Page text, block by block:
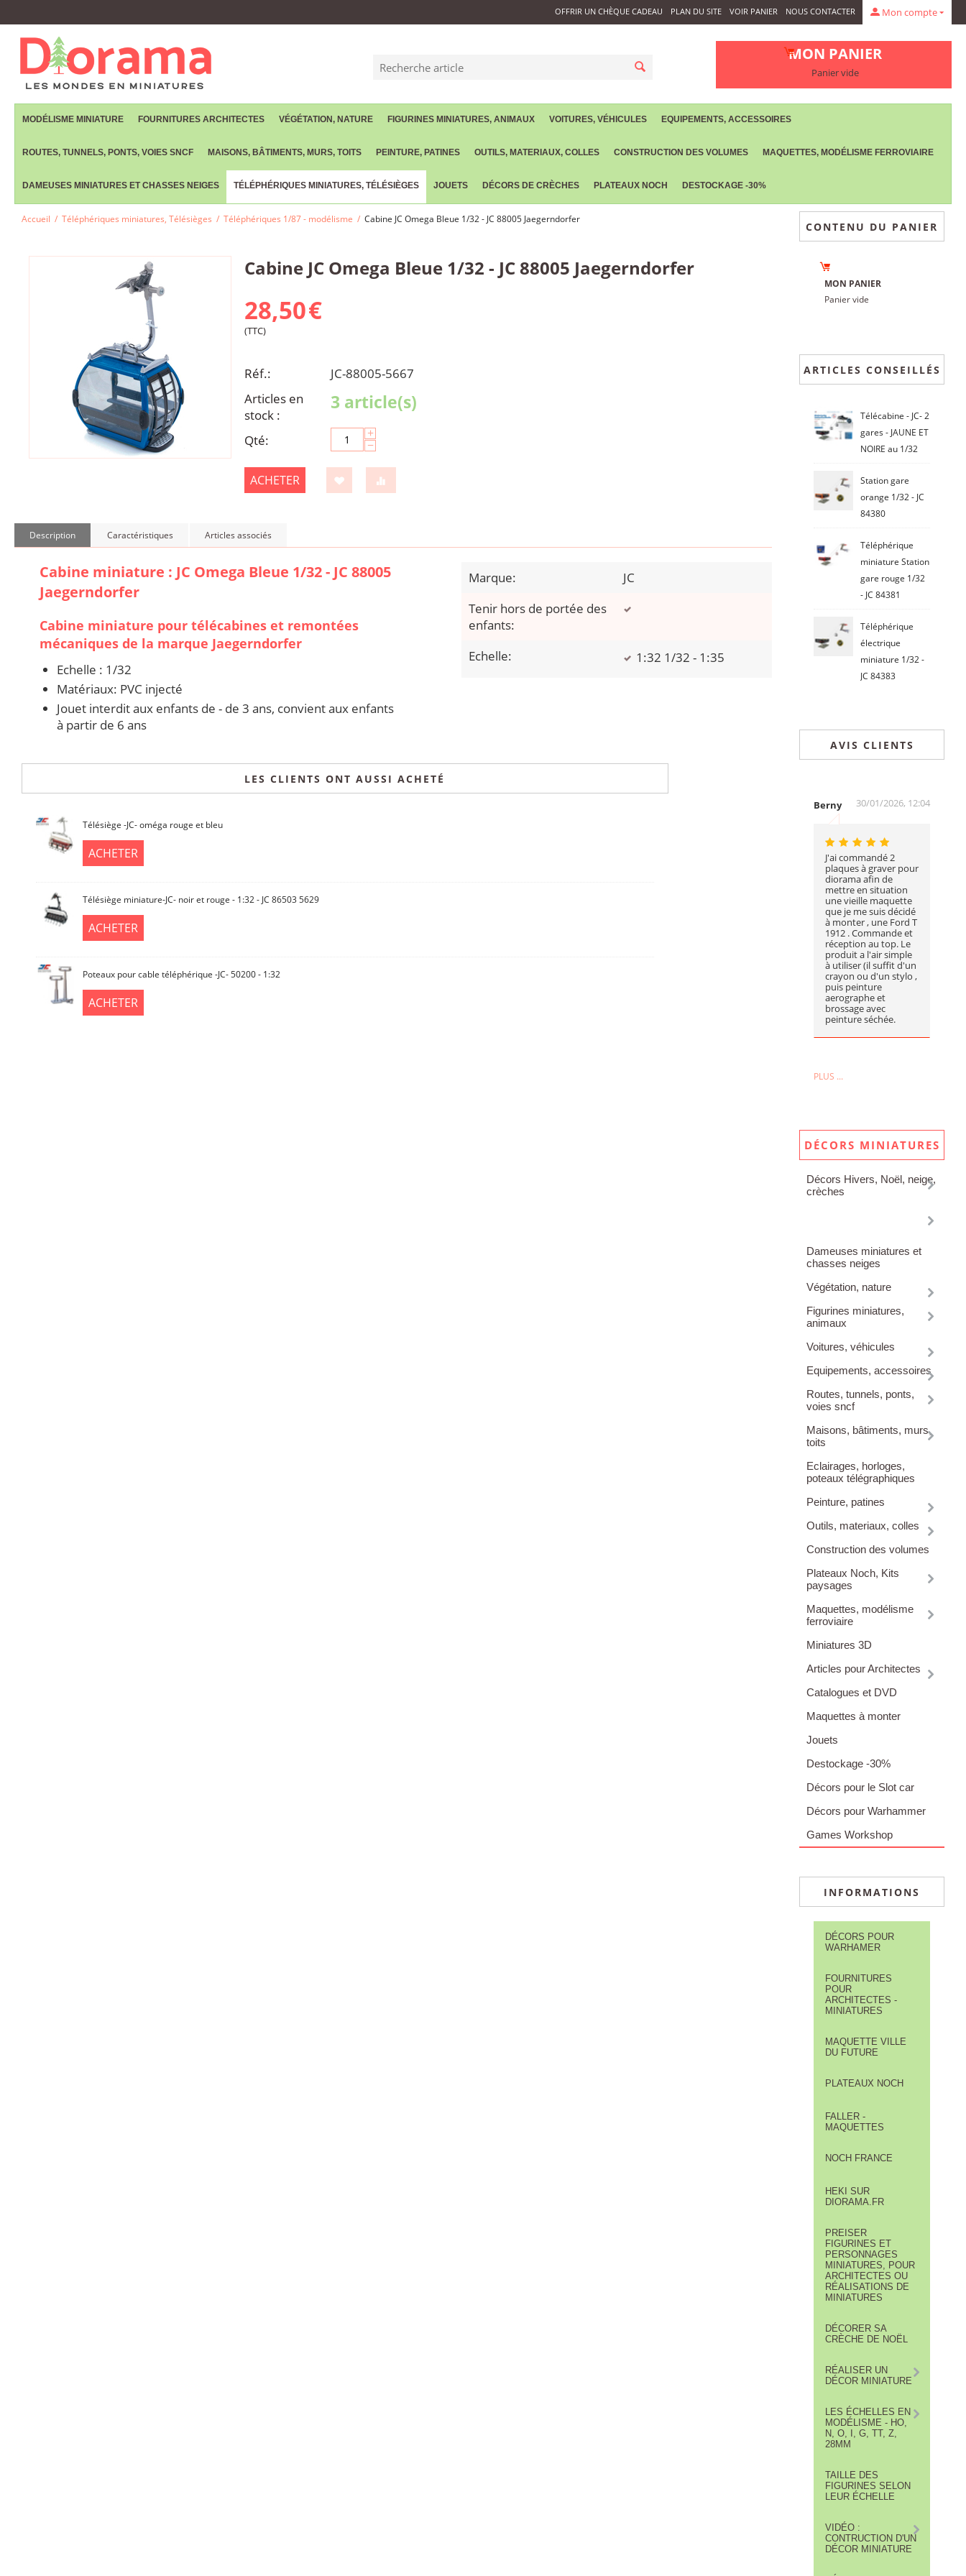
Mon compte
OFFRIR UN CHÈQUE CADEAU PLAN DU SITE VOIR PANIER NOUS CONTACTER
MON PANIER
Panier vide
MODÉLISME MINIATURE FOURNITURES ARCHITECTES VÉGÉTATION, NATURE FIGURINES MINIATURES, ANIMAUX VOITURES, VÉHICULES EQUIPEMENTS, ACCESSOIRES
ROUTES, TUNNELS, PONTS, VOIES SNCF MAISONS, BÂTIMENTS, MURS, TOITS PEINTURE, PATINES OUTILS, MATERIAUX, COLLES CONSTRUCTION DES VOLUMES MAQUETTES, MODÉLISME FERROVIAIRE
DAMEUSES MINIATURES ET CHASSES NEIGES TÉLÉPHÉRIQUES MINIATURES, TÉLÉSIÈGES JOUETS DÉCORS DE CRÈCHES PLATEAUX NOCH DESTOCKAGE -30%
Accueil / Téléphériques miniatures, Télésièges / Téléphériques 1/87 - modélisme / Cabine JC Omega Bleue 1/32 - JC 88005 Jaegerndorfer
Cabine JC Omega Bleue 1/32 - JC 88005 Jaegerndorfer
28,50€
(TTC)
Réf.:
JC-88005-5667
Articles en
stock :
3 article(s)
Qté: +
−
ACHETER
Description Caractéristiques Articles associés
Cabine miniature : JC Omega Bleue 1/32 - JC 88005
Jaegerndorfer
Cabine miniature pour télécabines et remontées
mécaniques de la marque Jaegerndorfer
Echelle : 1/32
Matériaux: PVC injecté
Jouet interdit aux enfants de - de 3 ans, convient aux enfants
à partir de 6 ans
Marque:
JC
Tenir hors de portée des
enfants:
Echelle:
1:32 1/32 - 1:35
LES CLIENTS ONT AUSSI ACHETÉ
Télésiège -JC- oméga rouge et bleu
ACHETER
Télésiège miniature-JC- noir et rouge - 1:32 - JC 86503 5629
ACHETER
Poteaux pour cable téléphérique -JC- 50200 - 1:32
ACHETER
CONTENU DU PANIER
MON PANIER
Panier vide
ARTICLES CONSEILLÉS
Télécabine - JC- 2
gares - JAUNE ET
NOIRE au 1/32
Station gare
orange 1/32 - JC
84380
Téléphérique
miniature Station
gare rouge 1/32
- JC 84381
Téléphérique
électrique
miniature 1/32 -
JC 84383
AVIS CLIENTS
Berny 30/01/2026, 12:04
J'ai commandé 2
plaques à graver pour
diorama afin de
mettre en situation
une vieille maquette
que je me suis décidé
à monter , une Ford T
1912 . Commande et
réception au top. Le
produit a l'air simple
à utiliser (il suffit d'un
crayon ou d'un stylo ,
puis peinture
aerographe et
brossage avec
peinture séchée.
PLUS ...
DÉCORS MINIATURES
Décors Hivers, Noël, neige,
crèches
Dameuses miniatures et
chasses neiges
Végétation, nature
Figurines miniatures,
animaux
Voitures, véhicules
Equipements, accessoires
Routes, tunnels, ponts,
voies sncf
Maisons, bâtiments, murs,
toits
Eclairages, horloges,
poteaux télégraphiques
Peinture, patines
Outils, materiaux, colles
Construction des volumes
Plateaux Noch, Kits
paysages
Maquettes, modélisme
ferroviaire
Miniatures 3D
Articles pour Architectes
Catalogues et DVD
Maquettes à monter
Jouets
Destockage -30%
Décors pour le Slot car
Décors pour Warhammer
Games Workshop
INFORMATIONS
DÉCORS POUR
WARHAMER
FOURNITURES
POUR
ARCHITECTES -
MINIATURES
MAQUETTE VILLE
DU FUTURE
PLATEAUX NOCH
FALLER -
MAQUETTES
NOCH FRANCE
HEKI SUR
DIORAMA.FR
PREISER
FIGURINES ET
PERSONNAGES
MINIATURES, POUR
ARCHITECTES OU
RÉALISATIONS DE
MINIATURES
DÉCORER SA
CRÈCHE DE NOËL
RÉALISER UN
DÉCOR MINIATURE
LES ÉCHELLES EN
MODÉLISME - HO,
N, O, I, G, TT, Z,
28MM
TAILLE DES
FIGURINES SELON
LEUR ÉCHELLE
VIDÉO :
CONTRUCTION D'UN
DÉCOR MINIATURE